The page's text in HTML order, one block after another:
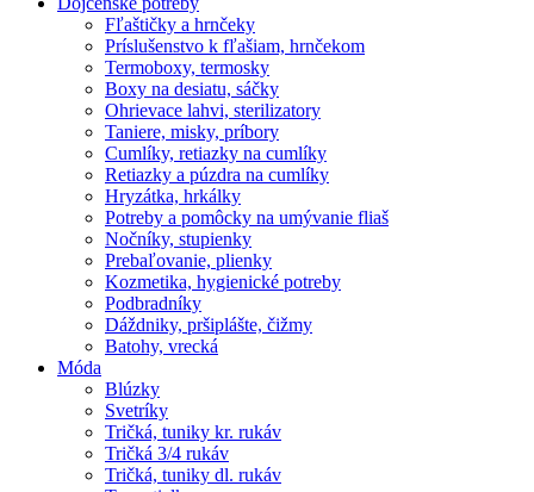
Fľaštičky a hrnčeky
Príslušenstvo k fľašiam, hrnčekom
Termoboxy, termosky
Boxy na desiatu, sáčky
Ohrievace lahvi, sterilizatory
Taniere, misky, príbory
Cumlíky, retiazky na cumlíky
Retiazky a púzdra na cumlíky
Hryzátka, hrkálky
Potreby a pomôcky na umývanie fliaš
Nočníky, stupienky
Prebaľovanie, plienky
Kozmetika, hygienické potreby
Podbradníky
Dáždniky, pršiplášte, čižmy
Batohy, vrecká
Móda
Blúzky
Svetríky
Tričká, tuniky kr. rukáv
Tričká 3/4 rukáv
Tričká, tuniky dl. rukáv